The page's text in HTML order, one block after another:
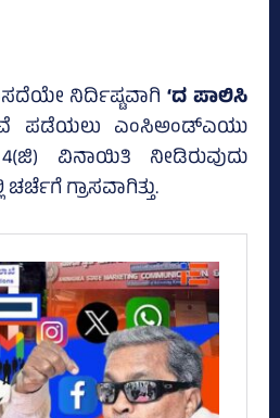
ನಿರ್ದಿಷ್ಟವಾಗಿ‘ದ ಪಾಲಿಸಿ
ಪಡೆಯಲು ಎಂಸಿಅಂಡ್‌ಎಯು
4(ಜಿ) ವಿನಾಯಿತಿ ನೀಡಿರುವುದು
ಗ್ರಾಸವಾಗಿತ್ತು.